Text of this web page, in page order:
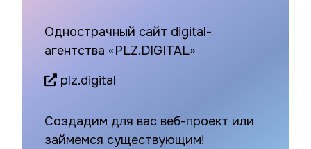
Однострачный сайт digital-
агентства «PLZ.DIGITAL»
plz.digital
Создадим для вас веб-проект или
займемся существующим!